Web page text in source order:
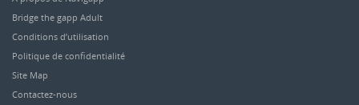
Bridge the gapp Adult
Conditions d’utilisation
Politique de confidentialité
Site Map
Contactez-nous